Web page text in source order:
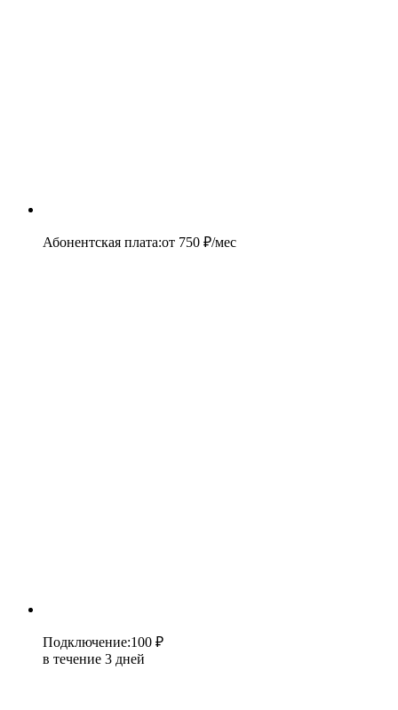
Абонентская плата:от 750 ₽/мес
Подключение:100 ₽
в течение 3 дней